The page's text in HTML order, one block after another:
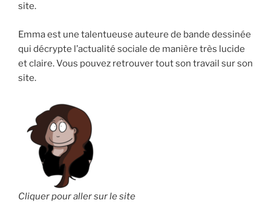
site.
Emma est une talentueuse auteure de bande dessinée
qui décrypte l’actualité sociale de manière très lucide
et claire. Vous pouvez retrouver tout son travail sur son
site.
Cliquer pour aller sur le site